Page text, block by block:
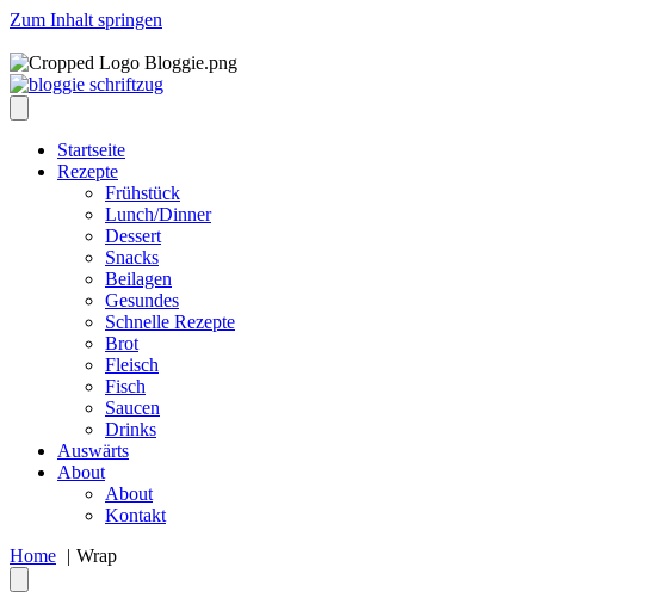
Zum Inhalt springen
Startseite
Rezepte
Frühstück
Lunch/Dinner
Dessert
Snacks
Beilagen
Gesundes
Schnelle Rezepte
Brot
Fleisch
Fisch
Saucen
Drinks
Auswärts
About
About
Kontakt
Home
Wrap